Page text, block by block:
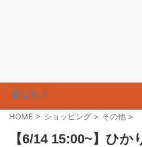
た！
HOME > ショッピング > その他 >
【6/14 15:00~】ひ